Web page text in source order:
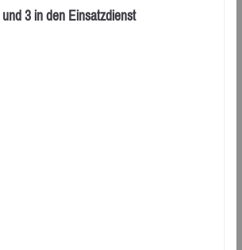
3 in den Einsatzdienst